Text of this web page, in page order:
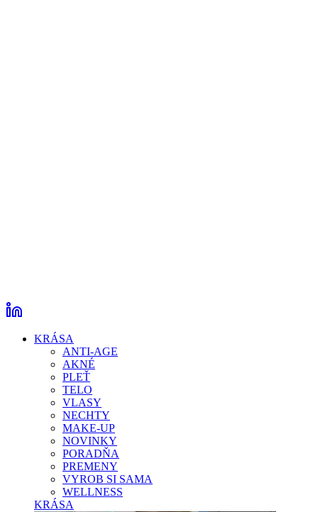
KRÁSA
ANTI-AGE
AKNÉ
PLEŤ
TELO
VLASY
NECHTY
MAKE-UP
NOVINKY
PORADŇA
PREMENY
VYROB SI SAMA
WELLNESS
KRÁSA